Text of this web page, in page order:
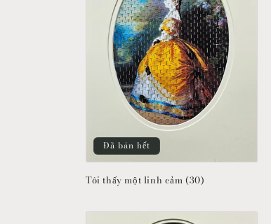
Đã bán hết
Tôi thấy một linh cảm (30)